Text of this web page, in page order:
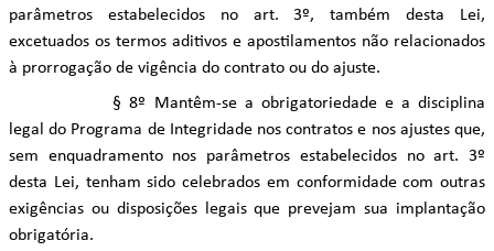
parâmetros estabelecidos no art. 3º, também desta Lei,
excetuados os termos aditivos e apostilamentos não relacionados
à prorrogação de vigência do contrato ou do ajuste.
§ 8º Mantêm-se a obrigatoriedade e a disciplina
legal do Programa de Integridade nos contratos e nos ajustes que,
sem enquadramento nos parâmetros estabelecidos no art. 3º
desta Lei, tenham sido celebrados em conformidade com outras
exigências ou disposições legais que prevejam sua implantação
obrigatória.